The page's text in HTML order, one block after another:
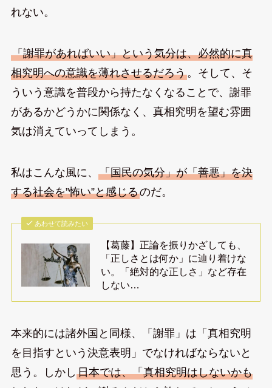
れない。
「謝罪があればいい」という気分は、必然的に真
相究明への意識を薄れさせるだろう。そして、そ
ういう意識を普段から持たなくなることで、謝罪
があるかどうかに関係なく、真相究明を望む雰囲
気は消えていってしまう。
私はこんな風に、 「国民の気分」が「善悪」を決
する社会を”怖い”と感じるのだ。
あわせて読みたい
【葛藤】正論を振りかざしても、
「正しさとは何か」に辿り着けな
い。「絶対的な正しさ」など存在
しない…
本来的には諸外国と同様、「謝罪」は「真相究明
を目指すという決意表明」でなければならないと
思う。しかし 日本では、「真相究明はしないかも